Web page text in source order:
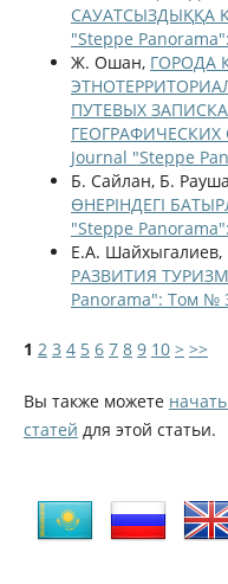
САУАТСЫЗДЫҚҚА
"Steppe
Ж. Ошан, ГОРОДА
ПУТЕВЫХ
Journal "Steppe
Б. Сайлан, Б.
ӨНЕРІНДЕГІ
"Steppe
Е.А.
РАЗВИТИЯ
Panorama": Том №
1 2 3 4 5 6 7 8 9 10 > >>
Вы также можете
статей для этой статьи.